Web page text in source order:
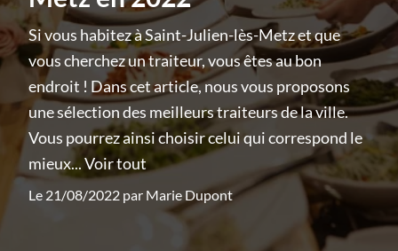
Si vous habitez à Saint-Julien-lès-Metz et que
vous cherchez un traiteur, vous êtes au bon
endroit ! Dans cet article, nous vous proposons
une sélection des meilleurs traiteurs de la ville.
Vous pourrez ainsi choisir celui qui correspond le
mieux...Voir tout
Le 21/08/2022 par Marie Dupont